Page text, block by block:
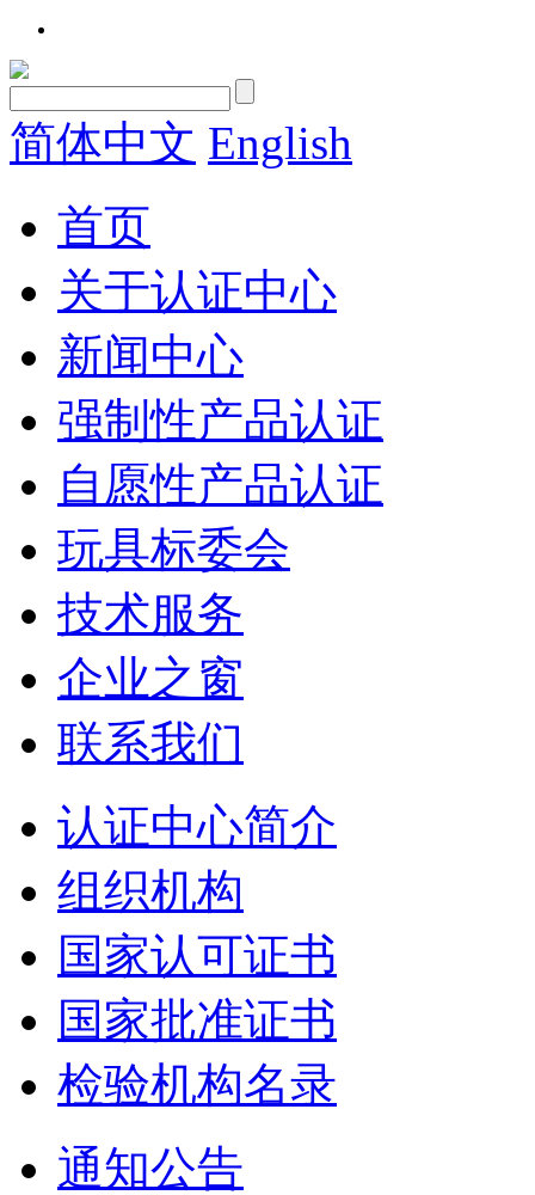
简体中文 English
首页
关于认证中心
新闻中心
强制性产品认证
自愿性产品认证
玩具标委会
技术服务
企业之窗
联系我们
认证中心简介
组织机构
国家认可证书
国家批准证书
检验机构名录
通知公告